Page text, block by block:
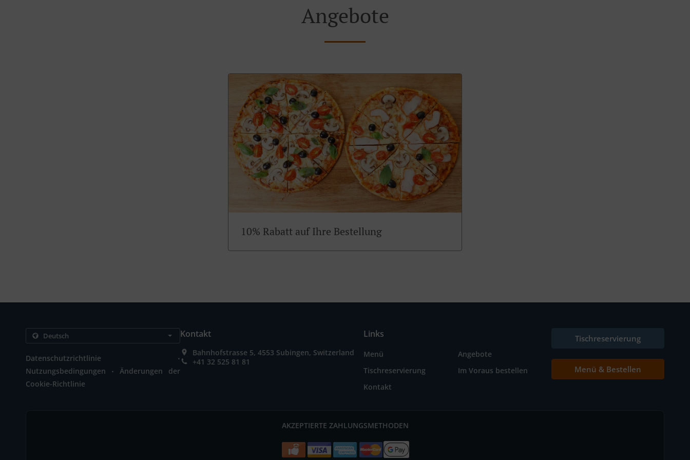
Angebote
10% Rabatt auf Ihre Bestellung
Datenschutzrichtlinie .
Nutzungsbedingungen .
Änderungen der
Cookie-Richtlinie
Kontakt
Bahnhofstrasse 5, 4553 Subingen, Switzerland
+41 32 525 81 81
Links
Menü
Angebote
Tischreservierung
Im Voraus bestellen
Kontakt
Tischreservierung
Menü & Bestellen
AKZEPTIERTE ZAHLUNGSMETHODEN